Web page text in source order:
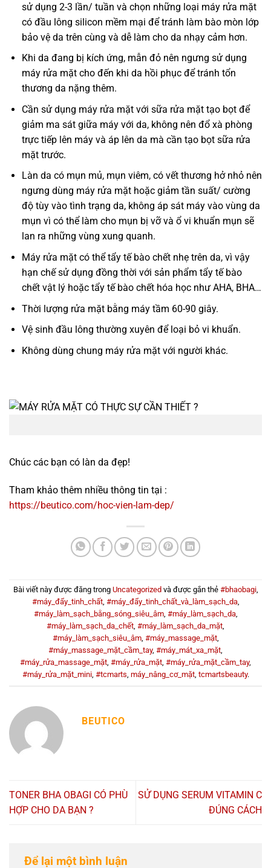
sử dụng 2-3 lần/ tuần và chọn những loại máy rửa mặt
có đầu lông silicon mềm mại để tránh làm bào mòn lớp
bảo vệ da trên cùng và dễ làm cho da nhạy cảm hơn.
Khi da đang bị kích ứng, mẫn đỏ nên ngưng sử dụng
máy rửa mặt cho đến khi da hồi phục để tránh tổn
thương da nặng thêm.
Cần sử dụng máy rửa mặt với sữa rửa mặt tạo bọt để
giảm ma sát giữa máy với da, không nên đổ xà phòng
trực tiếp lên máy và áp lên da mà cần tạo bọt sữa rửa
mặt trước.
Làn da có mụn mủ, mụn viêm, có vết thương hở nhỏ nên
ngưng dùng máy rửa mặt hoặc giảm tần suất/ cường
độ tùy vào tình trạng da, không áp sát máy vào vùng da
mụn vì có thể làm cho mụn bị vỡ và ổ vi khuẩn mụn sẽ
lan ra những vùng xung quanh.
Máy rửa mặt có thể tẩy tế bào chết nhẹ trên da, vì vậy
hạn chế sử dụng đồng thời với sản phẩm tẩy tế bào
chết vật lý hoặc tẩy tế bào chết hóa học như AHA, BHA…
Thời lượng rửa mặt bằng máy tầm 60-90 giây.
Vệ sinh đầu lông thường xuyên để loại bỏ vi khuẩn.
Không dùng chung máy rửa mặt với người khác.
Chúc các bạn có làn da đẹp!
Tham khảo thêm nhiều thông tin tại :
https://beutico.com/hoc-vien-lam-dep/
Bài viết này được đăng trong Uncategorized và được gắn thẻ #bhaobagi,
#máy_đẩy_tinh_chất, #máy_đẩy_tinh_chất_và_làm_sạch_da,
#máy_làm_sạch_bằng_sóng_siêu_âm, #máy_làm_sạch_da,
#máy_làm_sạch_da_chết, #máy_làm_sạch_da_mặt,
#máy_làm_sạch_siêu_âm, #máy_massage_mặt,
#máy_massage_mặt_cầm_tay, #máy_mát_xa_mặt,
#máy_rửa_massage_mặt, #máy_rửa_mặt, #máy_rửa_mặt_cầm_tay,
#máy_rửa_mặt_mini, #tcmarts, máy_nâng_cơ_mặt, tcmartsbeauty.
BEUTICO
TONER BHA OBAGI CÓ PHÙ
HỢP CHO DA BẠN ?
SỬ DỤNG SERUM VITAMIN C
ĐÚNG CÁCH
Để lại một bình luận